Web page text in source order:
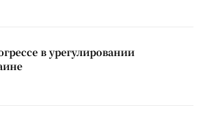
в урегулировании